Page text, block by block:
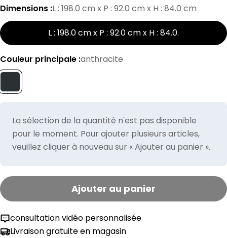
Dimensions :L : 198.0 cm x P : 92.0 cm x H : 84.0 cm
L : 198.0 cm x P : 92.0 cm x H : 84.0.
Couleur principale :anthracite
La sélection de la quantité n'est pas disponible
pour le moment. Pour ajouter plusieurs articles,
veuillez cliquer à nouveau sur « Ajouter au panier ».
Ajouter au panier
consultation vidéo personnalisée
Livraison gratuite en magasin